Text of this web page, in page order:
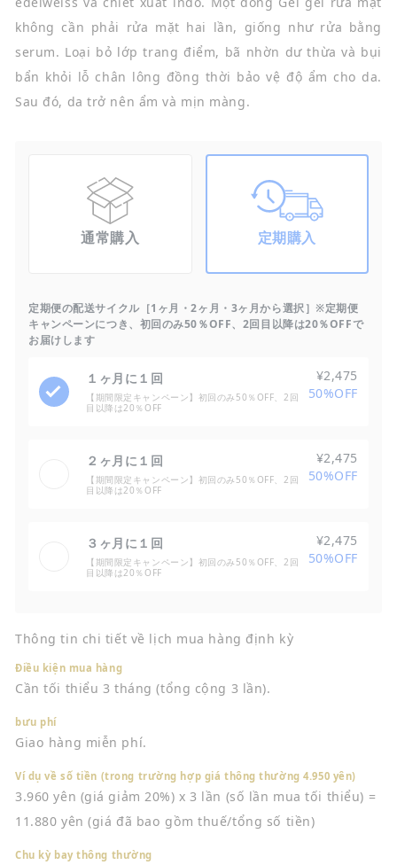
không cần phải rửa mặt hai lần, giống như rửa bằng
serum. Loại bỏ lớp trang điểm, bã nhờn dư thừa và bụi
bẩn khỏi lỗ chân lông đồng thời bảo vệ độ ẩm cho da.
Sau đó, da trở nên ẩm và mịn màng.
通常購入 定期購入
定期便の配送サイクル［1ヶ月・2ヶ月・3ヶ月から選択］※定期便
キャンペーンにつき、初回のみ50％OFF、2回目以降は20％OFFで
お届けします
１ヶ月に１回
【期間限定キャンペーン】初回のみ50％OFF、2回
目以降は20％OFF
¥2,475
50%OFF
２ヶ月に１回
【期間限定キャンペーン】初回のみ50％OFF、2回
目以降は20％OFF
¥2,475
50%OFF
３ヶ月に１回
【期間限定キャンペーン】初回のみ50％OFF、2回
目以降は20％OFF
¥2,475
50%OFF
Thông tin chi tiết về lịch mua hàng định kỳ
Điều kiện mua hàng
Cần tối thiểu 3 tháng (tổng cộng 3 lần).
bưu phí
Giao hàng miễn phí.
Ví dụ về số tiền (trong trường hợp giá thông thường 4.950 yên)
3.960 yên (giá giảm 20%) x 3 lần (số lần mua tối thiểu) =
11.880 yên (giá đã bao gồm thuế/tổng số tiền)
Chu kỳ bay thông thường